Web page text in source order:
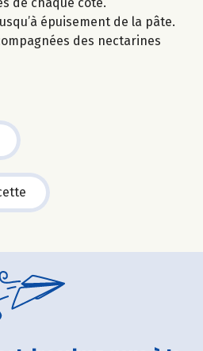
de chaque côté.
épuisement de la pâte.
des nectarines